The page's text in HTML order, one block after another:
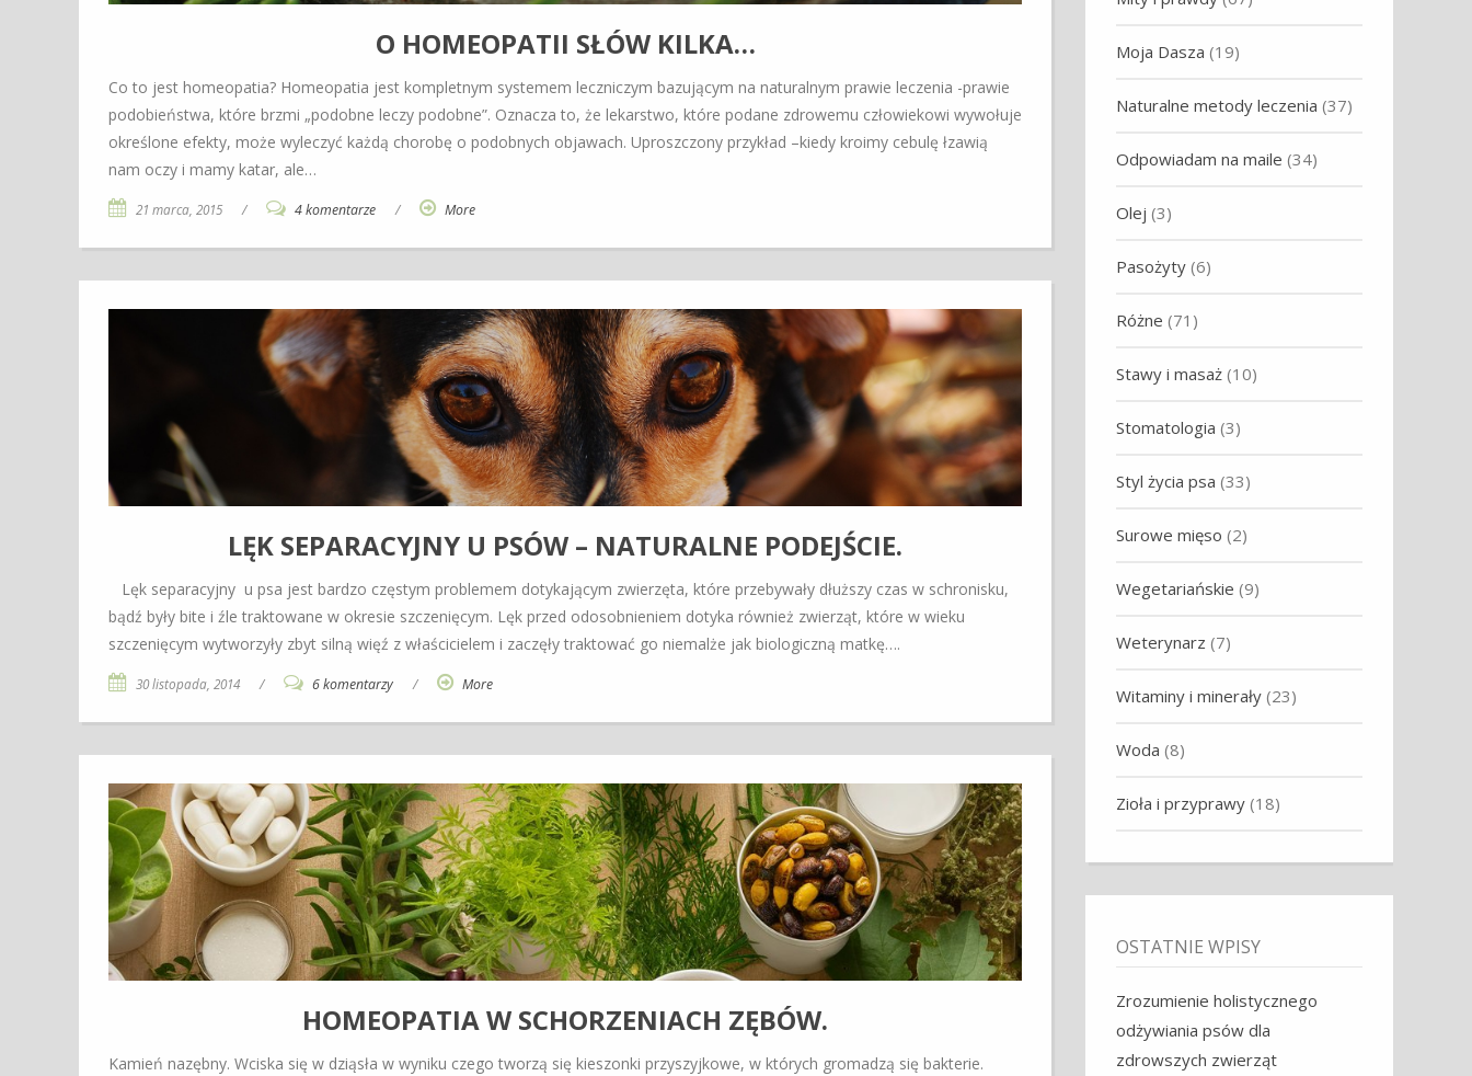
O HOMEOPATII SŁÓW KILKA…
Co to jest homeopatia? Homeopatia jest kompletnym systemem leczniczym bazującym na naturalnym prawie leczenia -prawie
podobieństwa, które brzmi „podobne leczy podobne”. Oznacza to, że lekarstwo, które podane zdrowemu człowiekowi wywołuje
określone efekty, może wyleczyć każdą chorobę o podobnych objawach. Uproszczony przykład –kiedy kroimy cebulę łzawią
nam oczy i mamy katar, ale…
21 marca, 2015 / 4 komentarze / More
LĘK SEPARACYJNY U PSÓW – NATURALNE PODEJŚCIE.
Lęk separacyjny u psa jest bardzo częstym problemem dotykającym zwierzęta, które przebywały dłuższy czas w schronisku,
bądź były bite i źle traktowane w okresie szczenięcym. Lęk przed odosobnieniem dotyka również zwierząt, które w wieku
szczenięcym wytworzyły zbyt silną więź z właścicielem i zaczęły traktować go niemalże jak biologiczną matkę….
30 listopada, 2014 / 6 komentarzy / More
HOMEOPATIA W SCHORZENIACH ZĘBÓW.
Kamień nazębny. Wciska się w dziąsła w wyniku czego tworzą się kieszonki przyszyjkowe, w których gromadzą się bakterie.
Moja Dasza (19)
Naturalne metody leczenia (37)
Odpowiadam na maile (34)
Olej (3)
Pasożyty (6)
Różne (71)
Stawy i masaż (10)
Stomatologia (3)
Styl życia psa (33)
Surowe mięso (2)
Wegetariańskie (9)
Weterynarz (7)
Witaminy i minerały (23)
Woda (8)
Zioła i przyprawy (18)
OSTATNIE WPISY
Zrozumienie holistycznego
odżywiania psów dla
zdrowszych zwierząt